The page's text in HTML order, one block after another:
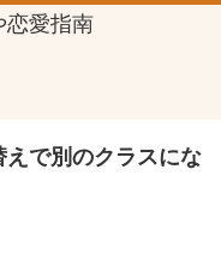
恋愛指南
えで別のクラスにな